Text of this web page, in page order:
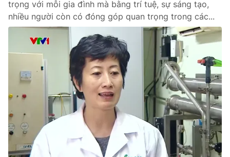
trọng với mỗi gia đình mà bằng trí tuệ, sự sáng tạo,
nhiều người còn có đóng góp quan trọng trong các...